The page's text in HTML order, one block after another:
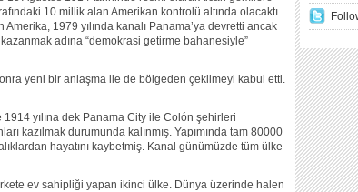
10 millik alan Amerikan kontrolü altında olacaktı
1979 yılında kanalı Panama’ya devretti ancak
adına “demokrasi getirme bahanesiyle”
yeni bir anlaşma ile de bölgeden çekilmeyi kabul etti.
1914 yılına dek Panama City ile Colón şehirleri
kazılmak durumunda kalınmış. Yapımında tam 80000
hayatını kaybetmiş. Kanal günümüzde tüm ülke
ev sahipliği yapan ikinci ülke. Dünya üzerinde halen